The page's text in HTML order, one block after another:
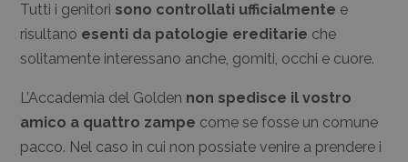
Tutti i genitori sono controllati ufficialmente e
risultano esenti da patologie ereditarie che
solitamente interessano anche, gomiti, occhi e cuore.
L’Accademia del Golden non spedisce il vostro
amico a quattro zampe come se fosse un comune
pacco. Nel caso in cui non possiate venire a prendere i